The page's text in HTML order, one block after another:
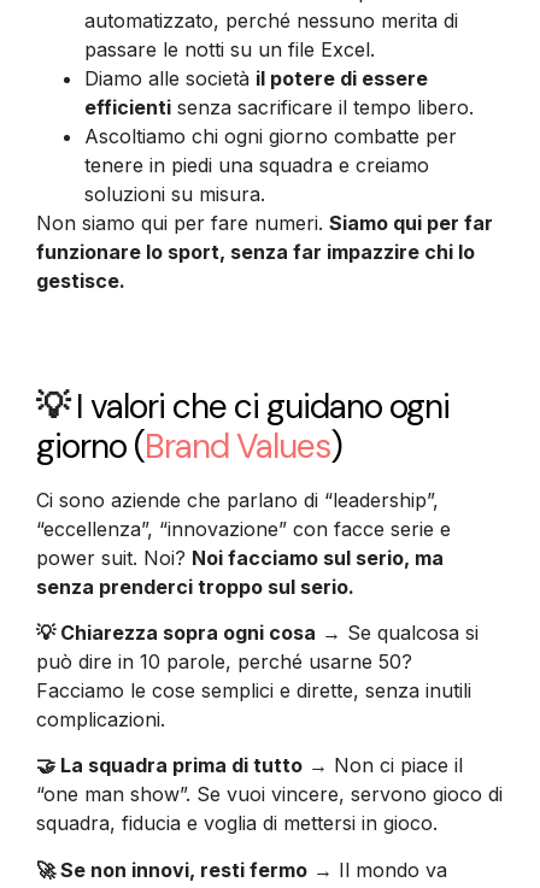
automatizzato, perché nessuno merita di
passare le notti su un file Excel.
Diamo alle società il potere di essere
efficienti senza sacrificare il tempo libero.
Ascoltiamo chi ogni giorno combatte per
tenere in piedi una squadra e creiamo
soluzioni su misura.
Non siamo qui per fare numeri. Siamo qui per far
funzionare lo sport, senza far impazzire chi lo
gestisce.
💡I valori che ci guidano ogni
giorno(Brand Values)
Ci sono aziende che parlano di “leadership”,
“eccellenza”, “innovazione” con facce serie e
power suit. Noi? Noi facciamo sul serio, ma
senza prenderci troppo sul serio.
💡 Chiarezza sopra ogni cosa → Se qualcosa si
può dire in 10 parole, perché usarne 50?
Facciamo le cose semplici e dirette, senza inutili
complicazioni.
🤝 La squadra prima di tutto → Non ci piace il
“one man show”. Se vuoi vincere, servono gioco di
squadra, fiducia e voglia di mettersi in gioco.
🚀 Se non innovi, resti fermo → Il mondo va